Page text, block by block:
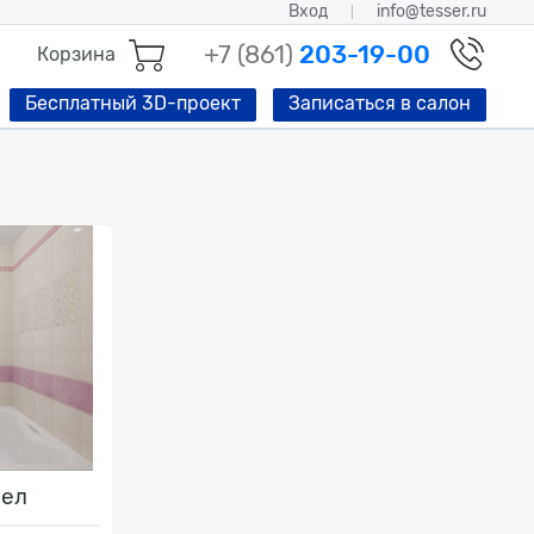
Вход info@tesser.ru
Корзина +7 (861) 203-19-00
Записаться в салон
Бесплатный 3D-проект